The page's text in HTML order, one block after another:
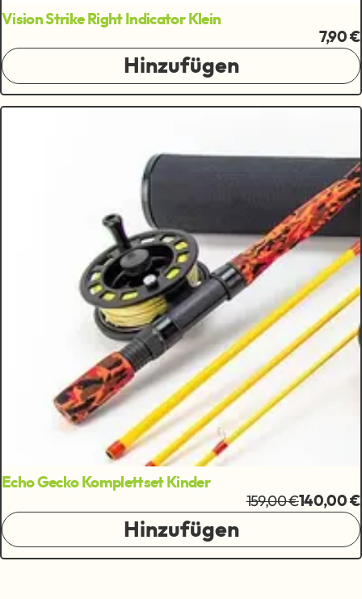
Vision Strike Right Indicator Klein
7,90 €
Hinzufügen
Echo Gecko Komplettset Kinder
159,00 €140,00 €
Hinzufügen